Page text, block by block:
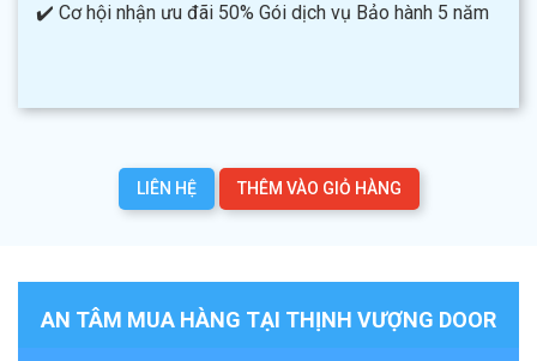
✔️ Cơ hội nhận ưu đãi 50% Gói dịch vụ Bảo hành 5 năm
LIÊN HỆ THÊM VÀO GIỎ HÀNG
AN TÂM MUA HÀNG TẠI THỊNH VƯỢNG DOOR